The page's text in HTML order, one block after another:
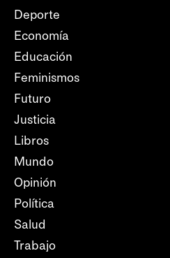
Deporte
Economía
Educación
Feminismos
Futuro
Justicia
Libros
Mundo
Opinión
Política
Salud
Trabajo